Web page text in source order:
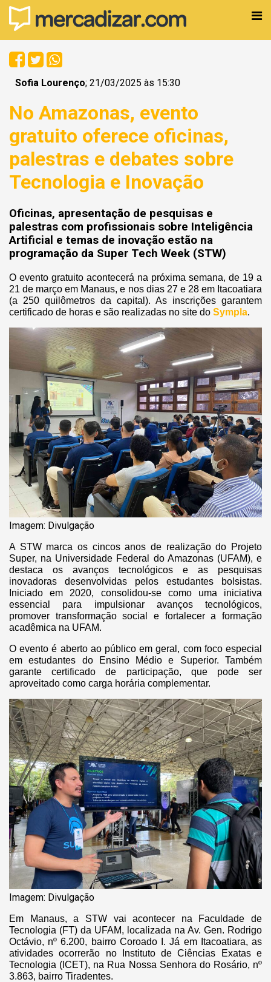
Sofia Lourenço; 21/03/2025 às 15:30
No Amazonas, evento
gratuito oferece oficinas,
palestras e debates sobre
Tecnologia e Inovação
Oficinas, apresentação de pesquisas e
palestras com profissionais sobre Inteligência
Artificial e temas de inovação estão na
programação da Super Tech Week (STW)
O evento gratuito acontecerá na próxima semana, de 19 a
21 de março em Manaus, e nos dias 27 e 28 em Itacoatiara
(a 250 quilômetros da capital). As inscrições garantem
certificado de horas e são realizadas no site do Sympla.
Imagem: Divulgação
A STW marca os cincos anos de realização do Projeto
Super, na Universidade Federal do Amazonas (UFAM), e
destaca os avanços tecnológicos e as pesquisas
inovadoras desenvolvidas pelos estudantes bolsistas.
Iniciado em 2020, consolidou-se como uma iniciativa
essencial para impulsionar avanços tecnológicos,
promover transformação social e fortalecer a formação
acadêmica na UFAM.
O evento é aberto ao público em geral, com foco especial
em estudantes do Ensino Médio e Superior. Também
garante certificado de participação, que pode ser
aproveitado como carga horária complementar.
Imagem: Divulgação
Em Manaus, a STW vai acontecer na Faculdade de
Tecnologia (FT) da UFAM, localizada na Av. Gen. Rodrigo
Octávio, nº 6.200, bairro Coroado I. Já em Itacoatiara, as
atividades ocorrerão no Instituto de Ciências Exatas e
Tecnologia (ICET), na Rua Nossa Senhora do Rosário, nº
3.863, bairro Tiradentes.